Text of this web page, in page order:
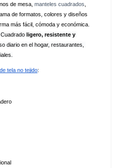
de mesa, manteles cuadrados
de formatos, colores y diseños
ligero, resistente y
diario en el hogar, restaurantes,
tela no tejido: